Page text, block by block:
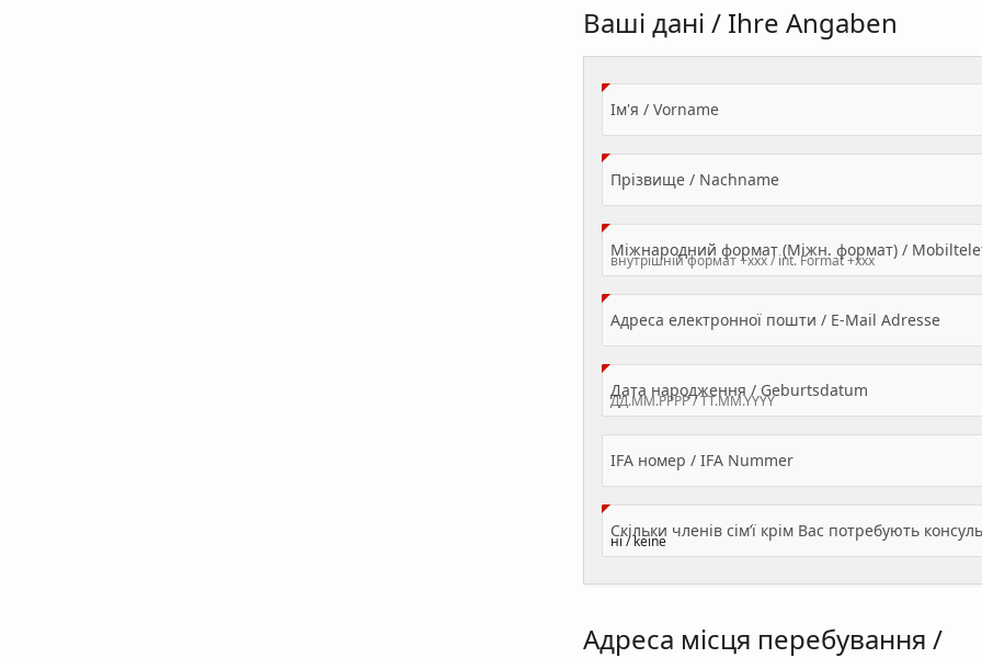
Ваші дані / Ihre Angaben
Ім'я / Vorname(Value Required)
Прізвище / Nachname(Value Required)
Міжнародний формат (Міжн. формат) /
Адреса електронної пошти / E-Mail Adresse
Дата народження / Geburtsdatum
IFA номер / IFA Nummer
Адреса місця перебування /